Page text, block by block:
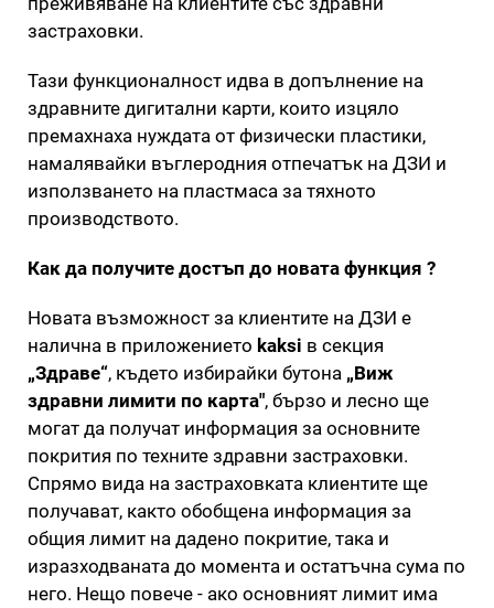
застраховки.
Тази функционалност идва в допълнение на
здравните дигитални карти, които изцяло
премахнаха нуждата от физически пластики,
намалявайки въглеродния отпечатък на ДЗИ и
използването на пластмаса за тяхното
производството.
Как да получите достъп до новата функция ?
Новата възможност за клиентите на ДЗИ е
налична в приложението kaksi в секция
„Здраве“, където избирайки бутона „Виж
здравни лимити по карта", бързо и лесно ще
могат да получат информация за основните
покрития по техните здравни застраховки.
Спрямо вида на застраховката клиентите ще
получават, както обобщена информация за
общия лимит на дадено покритие, така и
изразходваната до момента и остатъчна сума по
него. Нещо повече - ако основният лимит има